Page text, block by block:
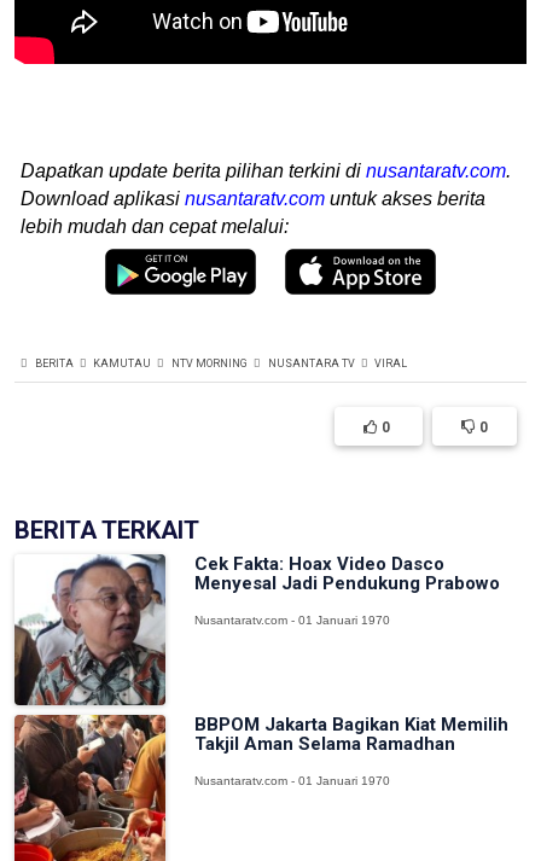
Dapatkan update berita pilihan terkini di nusantaratv.com.
Download aplikasi nusantaratv.com untuk akses berita
lebih mudah dan cepat melalui:
BERITA KAMUTAU NTV MORNING NUSANTARA TV VIRAL
0 0
BERITA TERKAIT
Cek Fakta: Hoax Video Dasco
Menyesal Jadi Pendukung Prabowo
Nusantaratv.com - 01 Januari 1970
BBPOM Jakarta Bagikan Kiat Memilih
Takjil Aman Selama Ramadhan
Nusantaratv.com - 01 Januari 1970